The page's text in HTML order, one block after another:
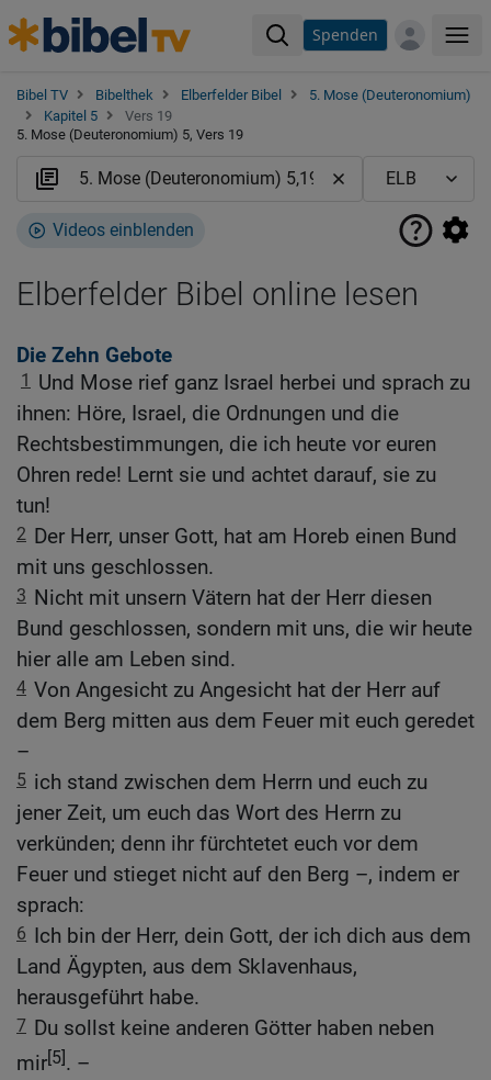
Spenden
Bibel TV Bibelthek Elberfelder Bibel
5. Mose (Deuteronomium)
Kapitel 5
Vers 19
5. Mose (Deuteronomium) 5, Vers 19
Videos einblenden
Elberfelder Bibel online lesen
Die Zehn Gebote
1
Und Mose rief ganz Israel herbei und sprach zu
ihnen: Höre, Israel, die Ordnungen und die
Rechtsbestimmungen, die ich heute vor euren
Ohren rede! Lernt sie und achtet darauf, sie zu
tun!
2 Der Herr, unser Gott, hat am Horeb einen Bund
mit uns geschlossen.
3 Nicht mit unsern Vätern hat der Herr diesen
Bund geschlossen, sondern mit uns, die wir heute
hier alle am Leben sind.
4 Von Angesicht zu Angesicht hat der Herr auf
dem Berg mitten aus dem Feuer mit euch geredet
–
5 ich stand zwischen dem Herrn und euch zu
jener Zeit, um euch das Wort des Herrn zu
verkünden; denn ihr fürchtetet euch vor dem
Feuer und stieget nicht auf den Berg –, indem er
sprach:
6 Ich bin der Herr, dein Gott, der ich dich aus dem
Land Ägypten, aus dem Sklavenhaus,
herausgeführt habe.
7 Du sollst keine anderen Götter haben neben
mir[5]. –